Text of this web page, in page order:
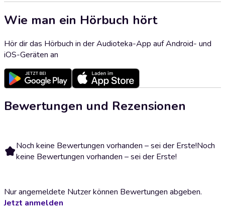
Wie man ein Hörbuch hört
Hör dir das Hörbuch in der Audioteka-App auf Android- und
iOS-Geräten an
Bewertungen und Rezensionen
Noch keine Bewertungen vorhanden – sei der Erste!Noch
keine Bewertungen vorhanden – sei der Erste!
Nur angemeldete Nutzer können Bewertungen abgeben.
Jetzt anmelden